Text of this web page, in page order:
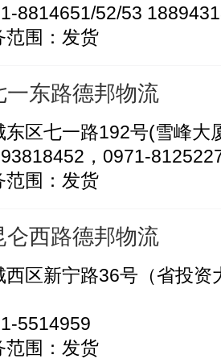
8814651/52/53
范围：发货
东路德邦物流
东区七一路192号(雪峰大
，0971-
范围：发货
西路德邦物流
区新宁路36号（省投资
5514959
范围：发货